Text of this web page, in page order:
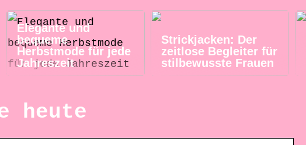
Elegante und
bequeme
Herbstmode für jede
Jahreszeit
Strickjacken: Der
zeitlose Begleiter für
stilbewusste Frauen
heute